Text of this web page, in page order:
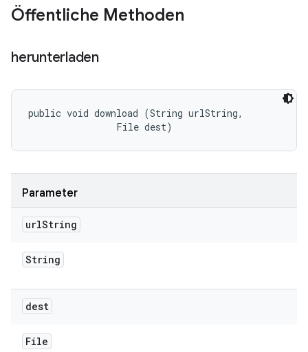
Öffentliche Methoden
herunterladen
public void download (String urlString,
                File dest)
Parameter
urlString
String
dest
File